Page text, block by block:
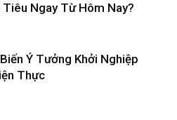
Tiêu Ngay Từ Hôm Nay?
Ý Tưởng Khởi Nghiệp
Thực